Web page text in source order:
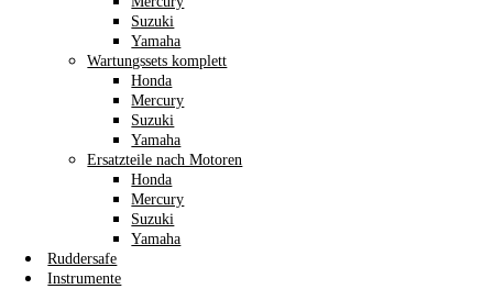
Suzuki
Yamaha
Wartungssets komplett
Honda
Mercury
Suzuki
Yamaha
Ersatzteile nach Motoren
Honda
Mercury
Suzuki
Yamaha
Ruddersafe
Instrumente